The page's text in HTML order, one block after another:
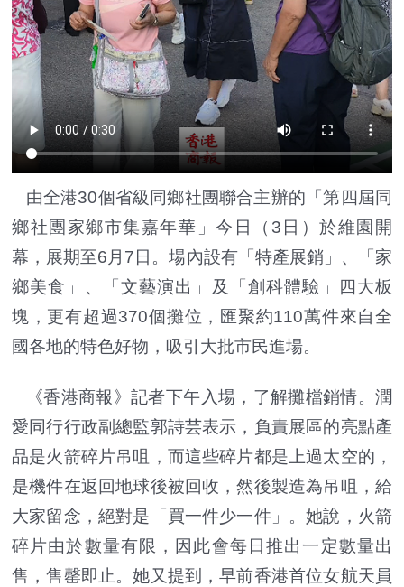
由全港30個省級同鄉社團聯合主辦的「第四屆同
鄉社團家鄉市集嘉年華」今日（3日）於維園開
幕，展期至6月7日。場內設有「特產展銷」、「家
鄉美食」、「文藝演出」及「創科體驗」四大板
塊，更有超過370個攤位，匯聚約110萬件來自全
國各地的特色好物，吸引大批市民進場。
《香港商報》記者下午入場，了解攤檔銷情。潤
愛同行行政副總監郭詩芸表示，負責展區的亮點產
品是火箭碎片吊咀，而這些碎片都是上過太空的，
是機件在返回地球後被回收，然後製造為吊咀，給
大家留念，絕對是「買一件少一件」。她說，火箭
碎片由於數量有限，因此會每日推出一定數量出
售，售罄即止。她又提到，早前香港首位女航天員